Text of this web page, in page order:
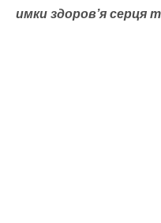
имки здоров’я серця